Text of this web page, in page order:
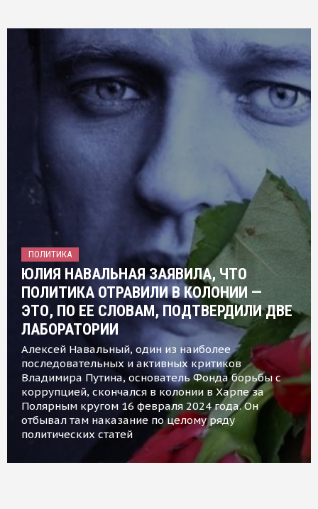
ПОЛИТИКА
ЮЛИЯ НАВАЛЬНАЯ ЗАЯВИЛА, ЧТО
ПОЛИТИКА ОТРАВИЛИ В КОЛОНИИ —
ЭТО, ПО ЕЕ СЛОВАМ, ПОДТВЕРДИЛИ ДВЕ
ЛАБОРАТОРИИ
Алексей Навальный, один из наиболее
последовательных и активных критиков
Владимира Путина, основатель Фонда борьбы с
коррупцией, скончался в колонии в Харпе за
Полярным кругом 16 февраля 2024 года. Он
отбывал там наказание по целому ряду
политических статей